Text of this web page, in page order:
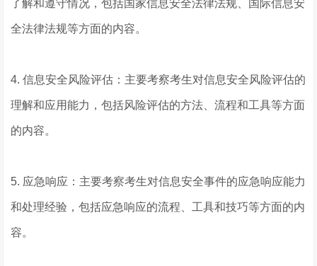
了解和遵守情况，包括国家信息安全法律法规、国际信息安
全法律法规等方面的内容。
4. 信息安全风险评估：主要考察考生对信息安全风险评估的
理解和应用能力，包括风险评估的方法、流程和工具等方面
的内容。
5. 应急响应：主要考察考生对信息安全事件的应急响应能力
和处理经验，包括应急响应的流程、工具和技巧等方面的内
容。